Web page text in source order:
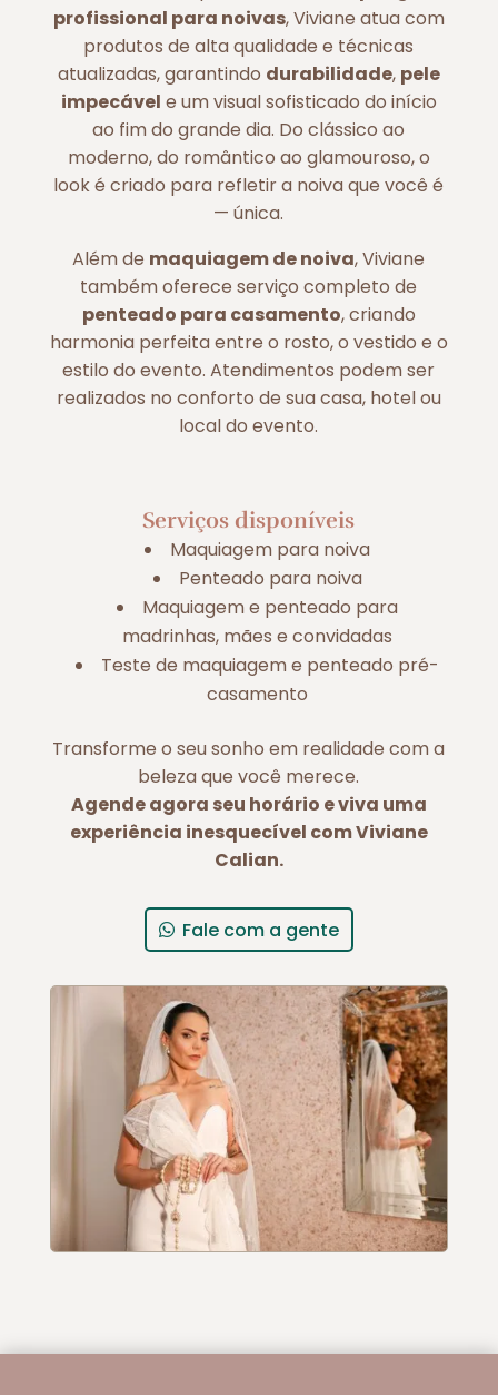
profissional para noivas, Viviane atua com
produtos de alta qualidade e técnicas
atualizadas, garantindo durabilidade, pele
impecável e um visual sofisticado do início
ao fim do grande dia. Do clássico ao
moderno, do romântico ao glamouroso, o
look é criado para refletir a noiva que você é
— única.
Além de maquiagem de noiva, Viviane
também oferece serviço completo de
penteado para casamento, criando
harmonia perfeita entre o rosto, o vestido e o
estilo do evento. Atendimentos podem ser
realizados no conforto de sua casa, hotel ou
local do evento.
Serviços disponíveis
Maquiagem para noiva
Penteado para noiva
Maquiagem e penteado para
madrinhas, mães e convidadas
Teste de maquiagem e penteado pré-
casamento
Transforme o seu sonho em realidade com a
beleza que você merece.
Agende agora seu horário e viva uma
experiência inesquecível com Viviane
Calian.
Fale com a gente